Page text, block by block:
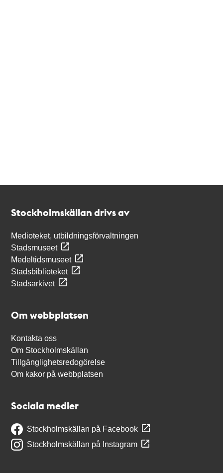
Stockholmskällan drivs av
Medioteket, utbildningsförvaltningen
Stadsmuseet
Medeltidsmuseet
Stadsbiblioteket
Stadsarkivet
Om webbplatsen
Kontakta oss
Om Stockholmskällan
Tillgänglighetsredogörelse
Om kakor på webbplatsen
Sociala medier
Stockholmskällan på Facebook
Stockholmskällan på Instagram